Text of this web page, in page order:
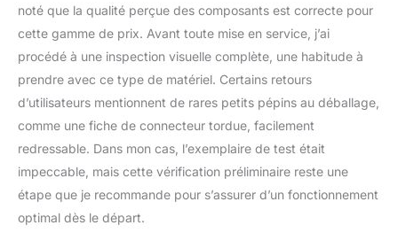
à l'emploi pour une
utilisation polyvalente. Il
convient aux prises de
courant, aux batteries de
véhicules DC 12/24 V ou
aux centrales électriques
extérieures, fournissant
voitures, les camping-
cars, les camions, les
tracteurs, les garages,
noté que la qualité perçue des composants est correcte pour
cette gamme de prix. Avant toute mise en service, j’ai
procédé à une inspection visuelle complète, une habitude à
prendre avec ce type de matériel. Certains retours
d’utilisateurs mentionnent de rares petits pépins au déballage,
comme une fiche de connecteur tordue, facilement
redressable. Dans mon cas, l’exemplaire de test était
impeccable, mais cette vérification préliminaire reste une
étape que je recommande pour s’assurer d’un fonctionnement
optimal dès le départ.